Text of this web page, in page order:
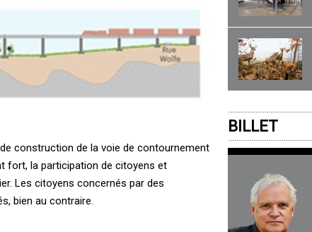
construction de la voie de contournement
fort, la participation de citoyens et
Les citoyens concernés par des
bien au contraire.
BILLET